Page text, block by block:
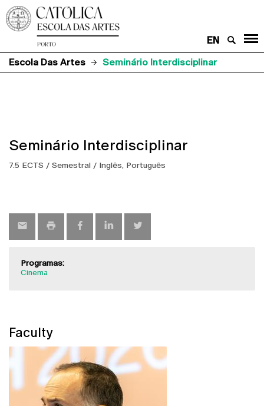
EN
Escola Das Artes
Seminário Interdisciplinar
Seminário Interdisciplinar
7.5 ECTS / Semestral / Inglês, Português
Programas:
Cinema
Faculty